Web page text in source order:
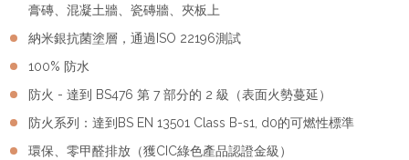
膏磚、混凝土牆、瓷磚牆、夾板上
納米銀抗菌塗層，通過ISO 22196測試
100% 防水
防火 - 達到 BS476 第 7 部分的 2 級（表面火勢蔓延）
防火系列：達到BS EN 13501 Class B-s1, d0的可燃性標準
環保、零甲醛排放（獲CIC綠色產品認證金級）